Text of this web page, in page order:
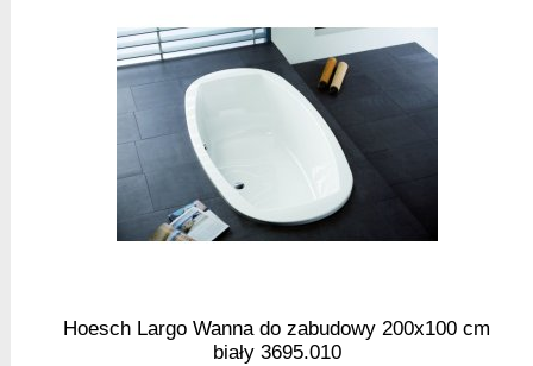
Hoesch Largo Wanna do zabudowy 200x100 cm
biały 3695.010